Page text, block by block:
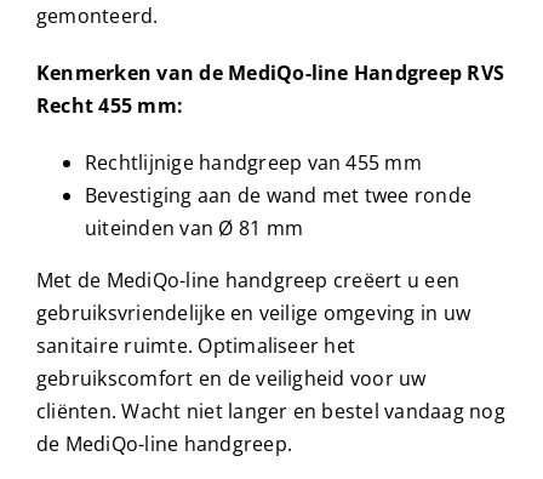
gemonteerd.
Kenmerken van de MediQo-line Handgreep RVS
Recht 455 mm:
Rechtlijnige handgreep van 455 mm
Bevestiging aan de wand met twee ronde
uiteinden van Ø 81 mm
Met de MediQo-line handgreep creëert u een
gebruiksvriendelijke en veilige omgeving in uw
sanitaire ruimte. Optimaliseer het
gebruikscomfort en de veiligheid voor uw
cliënten. Wacht niet langer en bestel vandaag nog
de MediQo-line handgreep.